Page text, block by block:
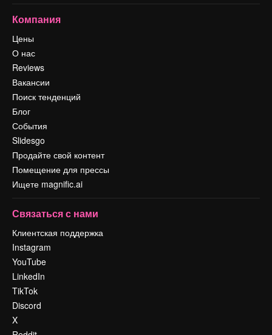
Компания
Цены
О нас
Reviews
Вакансии
Поиск тенденций
Блог
События
Slidesgo
Продайте свой контент
Помещение для прессы
Ищете magnific.ai
Связаться с нами
Клиентская поддержка
Instagram
YouTube
LinkedIn
TikTok
Discord
X